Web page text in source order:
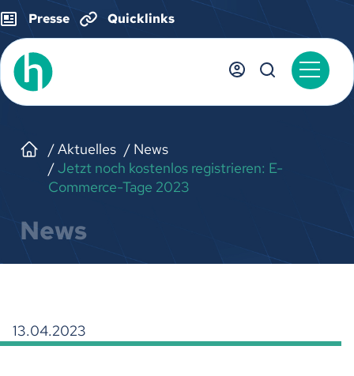
Presse Quicklinks
Aktuelles
News
Jetzt noch kostenlos registrieren: E-
Commerce-Tage 2023
News
13.04.2023